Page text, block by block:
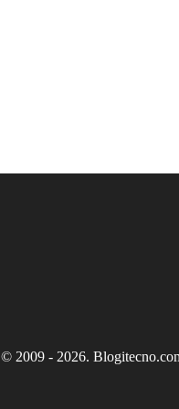
© 2009 - 2026.